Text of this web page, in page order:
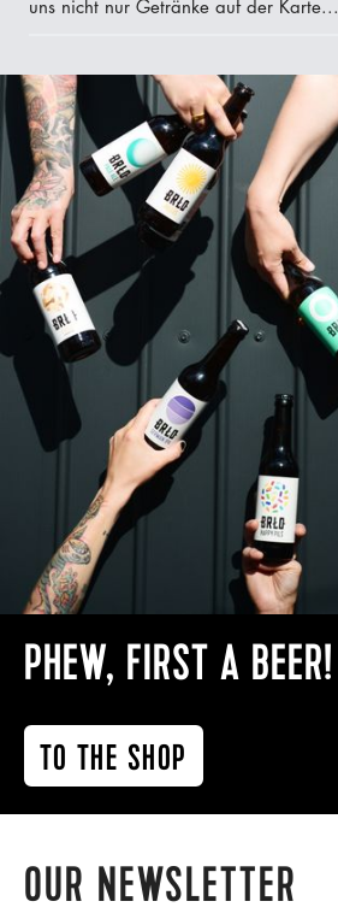
uns nicht nur Getränke auf der Karte...
PHEW, FIRST A BEER!
TO THE SHOP
OUR NEWSLETTER